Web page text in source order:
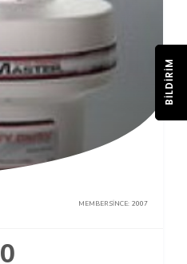
MEMBER SINCE: 2007
0
BILDIRIM